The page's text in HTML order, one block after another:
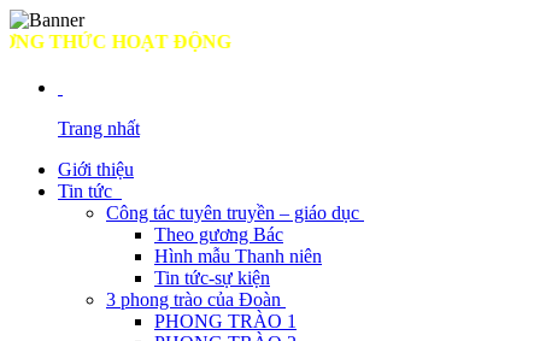
HOẠT ĐỘNG
Trang nhất
Giới thiệu
Tin tức
Công tác tuyên truyền – giáo dục
Theo gương Bác
Hình mẫu Thanh niên
Tin tức-sự kiện
3 phong trào của Đoàn
PHONG TRÀO 1